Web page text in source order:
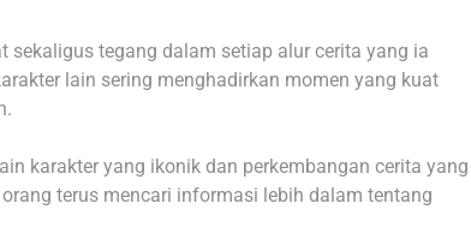
sekaligus tegang dalam setiap alur cerita yang ia
lain sering menghadirkan momen yang kuat
karakter yang ikonik dan perkembangan cerita yang
terus mencari informasi lebih dalam tentang